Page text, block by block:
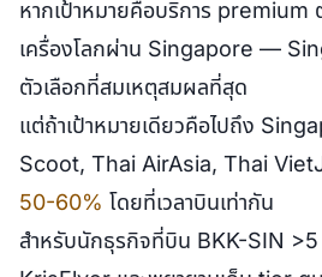
หากเป้าหมายคือบริการ premium
เครื่องโลกผ่าน Singapore —
ตัวเลือกที่สมเหตุสมผลที่สุด
แต่ถ้าเป้าหมายเดียวคือไปถึง
Scoot, Thai AirAsia, Thai
50-60% โดยที่เวลาบินเท่ากัน
สำหรับนักธุรกิจที่บิน BKK-SIN